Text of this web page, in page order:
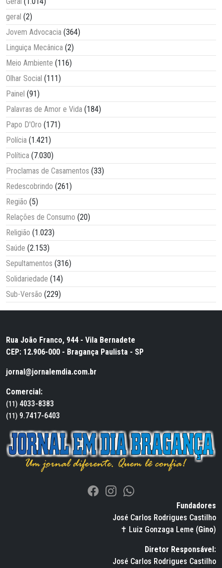
geral (2)
Jovem Advocacia (364)
Linguiça Mecânica (2)
Meio Ambiente (116)
Olhar Social (111)
Painel (91)
Palavras de Amor e Vida (184)
Papo D'Oro (171)
Polícia (1.421)
Política (7.030)
Proclamas de Casamentos (33)
Redescobrindo (261)
Região (5)
Relações de Consumo (20)
Religião (1.023)
Saúde (2.153)
Sepultamentos (316)
Solidariedade (14)
Sub-Versão (229)
Rua João Franco, 944 - Vila Bernadete
CEP: 12.906-000 - Bragança Paulista - SP
jornal@jornalemdia.com.br
Comercial:
(11) 4033-8383
(11) 9.7417-6403
Fundadores
José Carlos Rodrigues Castilho
✝ Luiz Gonzaga Leme (Gino)
Diretor Responsável:
José Carlos Rodrigues Castilho